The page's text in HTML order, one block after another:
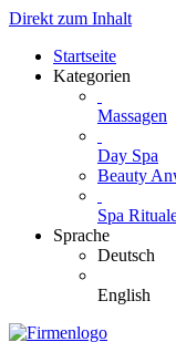
Direkt zum Inhalt
Startseite
Kategorien
Massagen
Day Spa
Beauty
Spa
Sprache
Deutsch
English